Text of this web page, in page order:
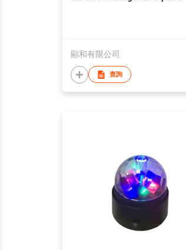
顯和有限公司
查詢